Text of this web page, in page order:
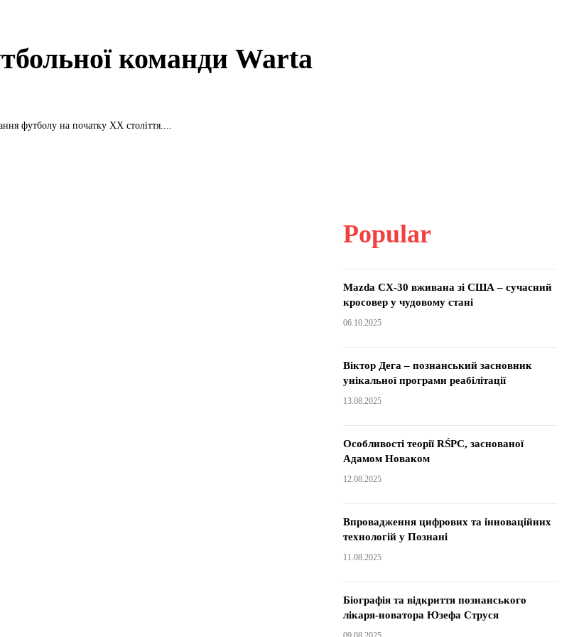
команди Warta
футболу на початку XX століття....
Popular
Mazda CX-30 вживана зі США – сучасний
кросовер у чудовому стані
06.10.2025
Віктор Дега – познанський засновник
унікальної програми реабілітації
13.08.2025
Особливості теорії RŚPC, заснованої
Адамом Новаком
12.08.2025
Впровадження цифрових та інноваційних
технологій у Познані
11.08.2025
Біографія та відкриття познанського
лікаря-новатора Юзефа Струся